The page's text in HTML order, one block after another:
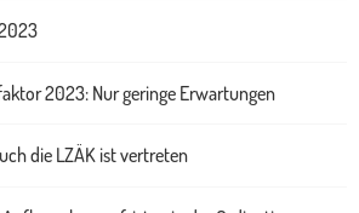
2023: Nur geringe Erwartungen
die LZÄK ist vertreten